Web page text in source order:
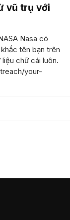
vũ trụ với
có
tên bạn trên
chữ cái luôn.
your-